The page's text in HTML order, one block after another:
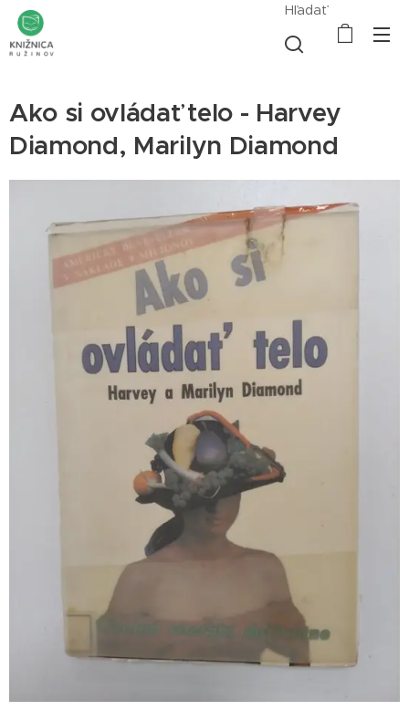
Hľadať
Ako si ovládať telo - Harvey
Diamond, Marilyn Diamond